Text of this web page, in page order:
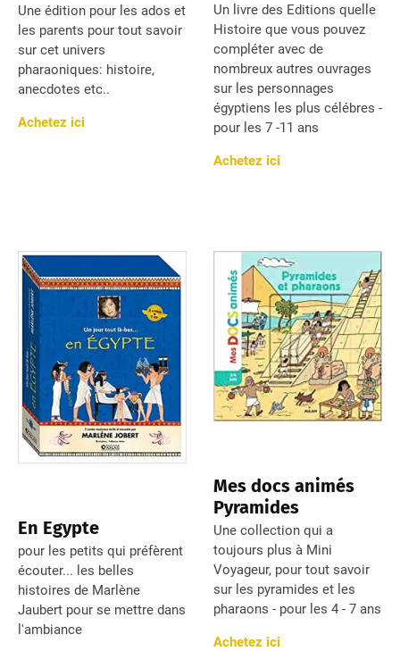
Une édition pour les ados et
les parents pour tout savoir
sur cet univers
pharaoniques: histoire,
anecdotes etc..
Achetez ici
Un livre des Editions quelle
Histoire que vous pouvez
compléter avec de
nombreux autres ouvrages
sur les personnages
égyptiens les plus célébres -
pour les 7 -11 ans
Achetez ici
En Egypte
pour les petits qui préfèrent
écouter... les belles
histoires de Marlène
Jaubert pour se mettre dans
l'ambiance
Mes docs animés
Pyramides
Une collection qui a
toujours plus à Mini
Voyageur, pour tout savoir
sur les pyramides et les
pharaons - pour les 4 - 7 ans
Achetez ici